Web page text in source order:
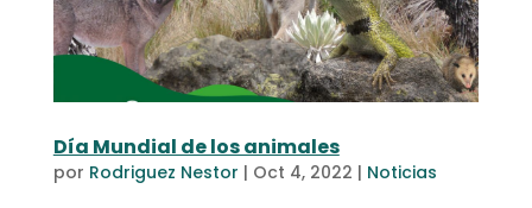
Día Mundial de los animales
por Rodriguez Nestor | Oct 4, 2022 | Noticias